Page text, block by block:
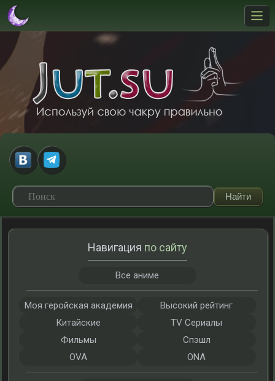
Навигация по сайту
Все аниме
Моя геройская академия
Высокий рейтинг
Китайские
TV Сериалы
Фильмы
Спэшл
OVA
ONA